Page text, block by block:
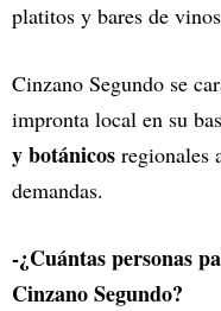
platitos y bares de
Cinzano Segundo se
impronta local en su
y botánicos regionales
demandas.
-¿Cuántas personas
Cinzano Segundo?